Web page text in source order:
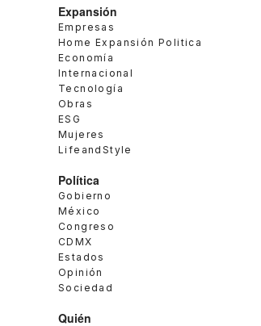
Expansión
Empresas
Home Expansión Politica
Economía
Internacional
Tecnología
Obras
ESG
Mujeres
LifeandStyle
Política
Gobierno
México
Congreso
CDMX
Estados
Opinión
Sociedad
Quién